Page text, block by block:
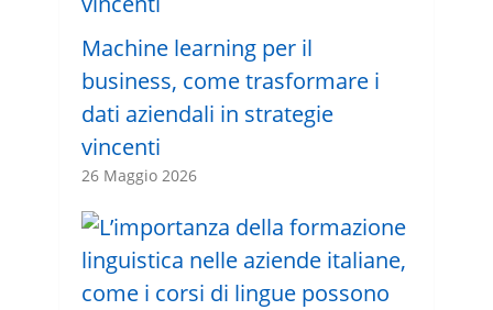
Machine learning per il
business, come trasformare i
dati aziendali in strategie
vincenti
26 Maggio 2026